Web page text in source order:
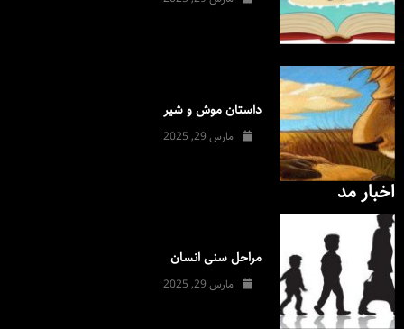
داستان موش و شیر
مارس 29, 2025
اخبار مد
مراحل سنی انسان
مارس 29, 2025